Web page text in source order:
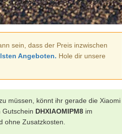
sein, dass der Preis inzwischen
Angeboten. Hole dir unsere
müssen, könnt ihr gerade die Xiaomi
Gutschein DHXIAOMIPM8 im
ohne Zusatzkosten.